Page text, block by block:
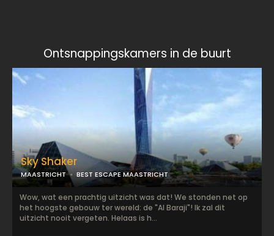
Ontsnappingskamers in de buurt
Sky Shaker
MAASTRICHT BEST ESCAPE MAASTRICHT
Wow, wat een prachtig uitzicht was dat! We stonden net op
het hoogste gebouw ter wereld: de "Al Baraji"! Ik zal dit
uitzicht nooit vergeten. Helaas is h...